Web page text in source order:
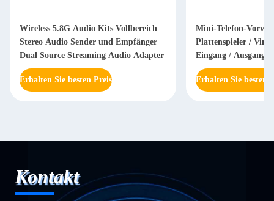
Wireless 5.8G Audio Kits Vollbereich
Stereo Audio Sender und Empfänger
Dual Source Streaming Audio Adapter
Erhalten Sie besten Preis
Mini-Telefon-
Plattenspieler /
Eingang / Ausgang
Erhalten Sie besten
Kontakt